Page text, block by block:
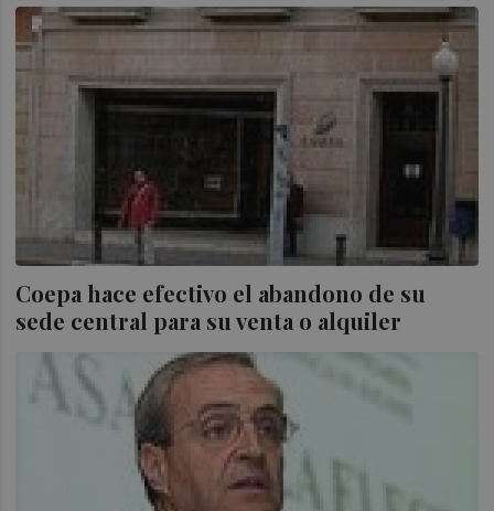
Coepa hace efectivo el abandono de su
sede central para su venta o alquiler